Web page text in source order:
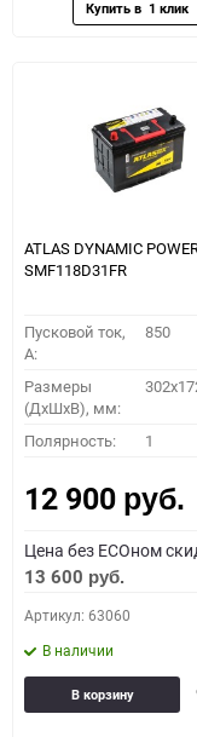
ATLAS DYNAMIC
SMF118D31FR
Пусковой ток,
A:
850
Размеры
(ДхШхВ), мм:
Полярность: 1
12 900 руб.
Цена без ECOном
13 600 руб.
Артикул: 63060
В наличии
В корзину